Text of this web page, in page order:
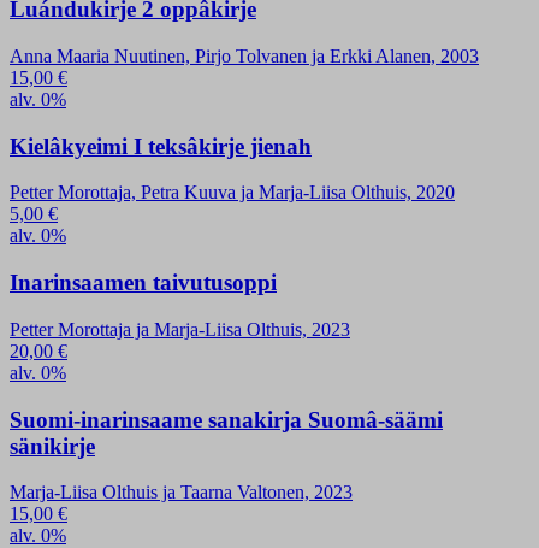
Luándukirje 2 oppâkirje
Anna Maaria Nuutinen, Pirjo Tolvanen ja Erkki Alanen, 2003
15,00 €
alv. 0%
Kielâkyeimi I teksâkirje jienah
Petter Morottaja, Petra Kuuva ja Marja-Liisa Olthuis, 2020
5,00 €
alv. 0%
Inarinsaamen taivutusoppi
Petter Morottaja ja Marja-Liisa Olthuis, 2023
20,00 €
alv. 0%
Suomi-inarinsaame sanakirja Suomâ-säämi
sänikirje
Marja-Liisa Olthuis ja Taarna Valtonen, 2023
15,00 €
alv. 0%